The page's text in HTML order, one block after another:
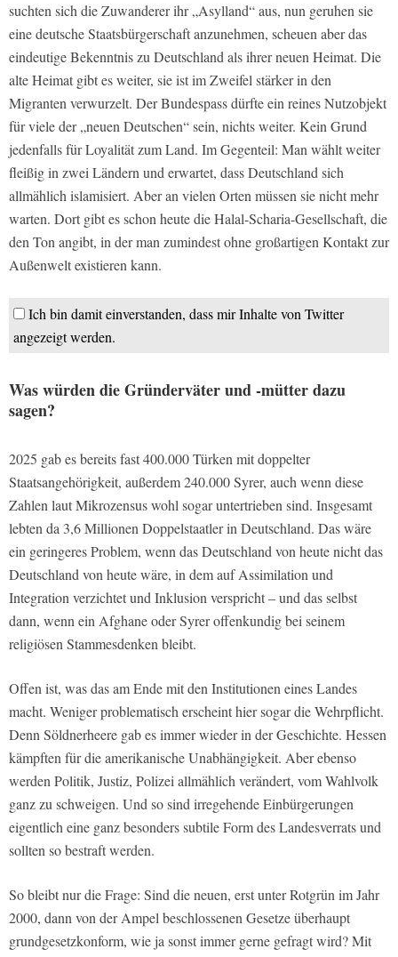
suchten sich die Zuwanderer ihr „Asylland“ aus, nun geruhen sie
eine deutsche Staatsbürgerschaft anzunehmen, scheuen aber das
eindeutige Bekenntnis zu Deutschland als ihrer neuen Heimat. Die
alte Heimat gibt es weiter, sie ist im Zweifel stärker in den
Migranten verwurzelt. Der Bundespass dürfte ein reines Nutzobjekt
für viele der „neuen Deutschen“ sein, nichts weiter. Kein Grund
jedenfalls für Loyalität zum Land. Im Gegenteil: Man wählt weiter
fleißig in zwei Ländern und erwartet, dass Deutschland sich
allmählich islamisiert. Aber an vielen Orten müssen sie nicht mehr
warten. Dort gibt es schon heute die Halal-Scharia-Gesellschaft, die
den Ton angibt, in der man zumindest ohne großartigen Kontakt zur
Außenwelt existieren kann.
Ich bin damit einverstanden, dass mir Inhalte von Twitter
angezeigt werden.
Was würden die Gründerväter und -mütter dazu
sagen?
2025 gab es bereits fast 400.000 Türken mit doppelter
Staatsangehörigkeit, außerdem 240.000 Syrer, auch wenn diese
Zahlen laut Mikrozensus wohl sogar untertrieben sind. Insgesamt
lebten da 3,6 Millionen Doppelstaatler in Deutschland. Das wäre
ein geringeres Problem, wenn das Deutschland von heute nicht das
Deutschland von heute wäre, in dem auf Assimilation und
Integration verzichtet und Inklusion verspricht – und das selbst
dann, wenn ein Afghane oder Syrer offenkundig bei seinem
religiösen Stammesdenken bleibt.
Offen ist, was das am Ende mit den Institutionen eines Landes
macht. Weniger problematisch erscheint hier sogar die Wehrpflicht.
Denn Söldnerheere gab es immer wieder in der Geschichte. Hessen
kämpften für die amerikanische Unabhängigkeit. Aber ebenso
werden Politik, Justiz, Polizei allmählich verändert, vom Wahlvolk
ganz zu schweigen. Und so sind irregehende Einbürgerungen
eigentlich eine ganz besonders subtile Form des Landesverrats und
sollten so bestraft werden.
So bleibt nur die Frage: Sind die neuen, erst unter Rotgrün im Jahr
2000, dann von der Ampel beschlossenen Gesetze überhaupt
grundgesetzkonform, wie ja sonst immer gerne gefragt wird? Mit